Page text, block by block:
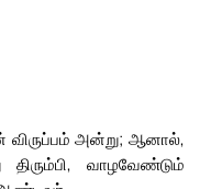
விருப்பம் அன்று; ஆனால்,
வாழவேண்டும்